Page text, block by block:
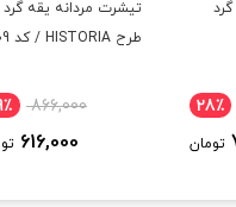
تیشرت مردانه یقه گرد
866,000 29٪
616,000 تومان